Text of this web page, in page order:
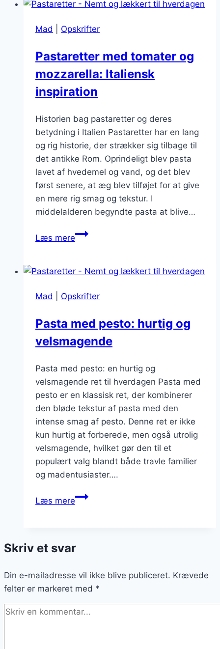
Let
lækker
Mad Opskrifter
Pastaretter med tomater og
mozzarella: Italiensk
inspiration
Historien bag pastaretter og deres
betydning i Italien Pastaretter har en lang
og rig historie, der strækker sig tilbage til
det antikke Rom. Oprindeligt blev pasta
lavet af hvedemel og vand, og det blev
først senere, at æg blev tilføjet for at give
en mere rig smag og tekstur. I
middelalderen begyndte pasta at blive…
Læs merePastaretter
og
Italiensk
Mad Opskrifter
Pasta med pesto: hurtig og
velsmagende
Pasta med pesto: en hurtig og
velsmagende ret til hverdagen Pasta med
pesto er en klassisk ret, der kombinerer
den bløde tekstur af pasta med den
intense smag af pesto. Denne ret er ikke
kun hurtig at forberede, men også utrolig
velsmagende, hvilket gør den til et
populært valg blandt både travle familier
og madentusiaster….
Læs merePasta
og
Skriv et svar
Din e-mailadresse vil ikke blive publiceret. Krævede
felter er markeret med *